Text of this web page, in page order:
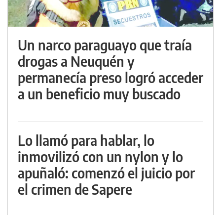
Un narco paraguayo que traía
drogas a Neuquén y
permanecía preso logró acceder
a un beneficio muy buscado
Lo llamó para hablar, lo
inmovilizó con un nylon y lo
apuñaló: comenzó el juicio por
el crimen de Sapere